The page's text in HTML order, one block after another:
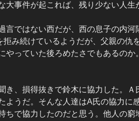
大事件が起これば、残り少ない人生
言ではない西だが、西の息子の内
み続けているようだが、父親の仇
やっていた後ろめたさでもあるの
き、損得抜きで鈴木に協力した。
ようだ。そんな人達はA氏の協力に
ちで協力したのだと思う。他人の